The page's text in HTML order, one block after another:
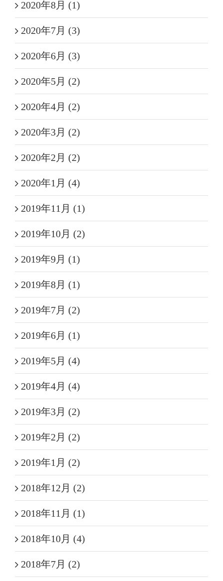
2020年8月 (1)
2020年7月 (3)
2020年6月 (3)
2020年5月 (2)
2020年4月 (2)
2020年3月 (2)
2020年2月 (2)
2020年1月 (4)
2019年11月 (1)
2019年10月 (2)
2019年9月 (1)
2019年8月 (1)
2019年7月 (2)
2019年6月 (1)
2019年5月 (4)
2019年4月 (4)
2019年3月 (2)
2019年2月 (2)
2019年1月 (2)
2018年12月 (2)
2018年11月 (1)
2018年10月 (4)
2018年7月 (2)